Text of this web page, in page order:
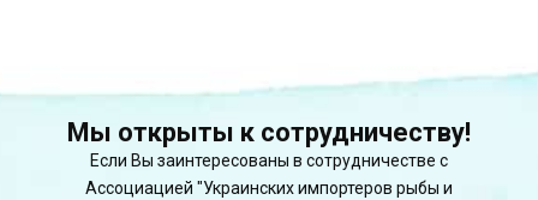
Мы открыты к сотрудничеству!
Если Вы заинтересованы в сотрудничестве с
Ассоциацией "Украинских импортеров рыбы и